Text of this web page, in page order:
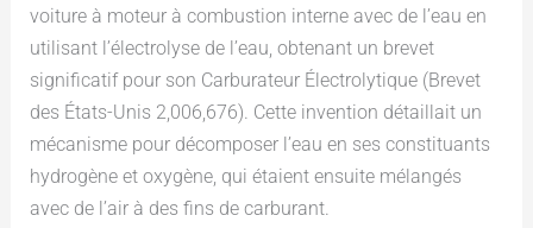
voiture à moteur à combustion interne avec de l’eau en
utilisant l’électrolyse de l’eau, obtenant un brevet
significatif pour son Carburateur Électrolytique (Brevet
des États-Unis 2,006,676). Cette invention détaillait un
mécanisme pour décomposer l’eau en ses constituants
hydrogène et oxygène, qui étaient ensuite mélangés
avec de l’air à des fins de carburant.